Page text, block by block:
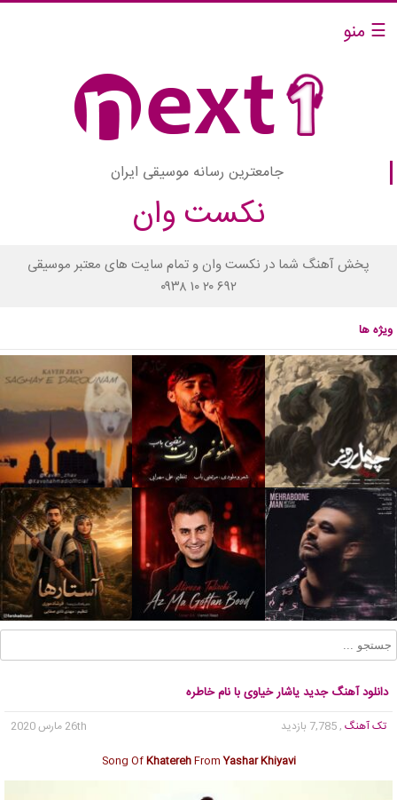
☰ منو
جامعترین رسانه موسیقی ایران
نکست وان
پخش آهنگ شما در نکست وان و تمام سایت های معتبر موسیقی
۰۹۳۸ ۱۰ ۲۰ ۶۹۲
ویژه ها
دانلود آهنگ جدید یاشار خیاوی با نام خاطره
تک آهنگ , 7,785 بازدید
26th مارس 2020
Song OfKhaterehFromYashar Khiyavi